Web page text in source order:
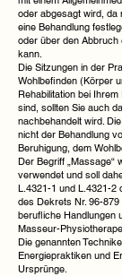
oder abgesagt wird, da
eine Behandlung
oder über den Abbruch
kann.
Die Sitzungen in der
Wohlbefinden (Körper
Rehabilitation bei
sind, sollten Sie auch
nachbehandelt wird.
nicht der Behandlung
Beruhigung, dem
Der Begriff „Massage“
verwendet und soll
L.4321-1 und L.4321-2
des Dekrets Nr. 96-
berufliche Handlungen
Masseur-
Die genannten
Energiepraktiken und
Ursprünge.